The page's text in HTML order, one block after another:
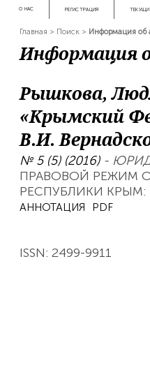
О НАС РЕГИСТРАЦИЯ
Главная > Поиск > Информация об
Информация
Рышкова,
«Крымский
В.И.
№ 5 (5) (2016)-
ПРАВОВОЙ РЕЖИМ
РЕСПУБЛИКИ
АННОТАЦИЯ PDF
ISSN: 2499-9911